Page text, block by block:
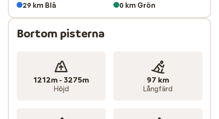
29 km Blå
0 km Grön
Bortom pisterna
1212m - 3275m
Höjd
97 km
Långfärd